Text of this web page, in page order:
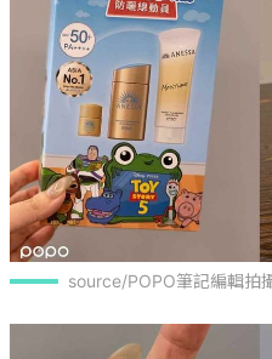
source/POPO筆記編輯拍